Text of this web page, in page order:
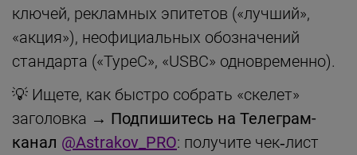
ключей, рекламных эпитетов («лучший»,
«акция»), неофициальных обозначений
стандарта («TypeC», «USBC» одновременно).
💡 Ищете, как быстро собрать «скелет»
заголовка → Подпишитесь на Телеграм-
канал @Astrakov_PRO: получите чек‑лист